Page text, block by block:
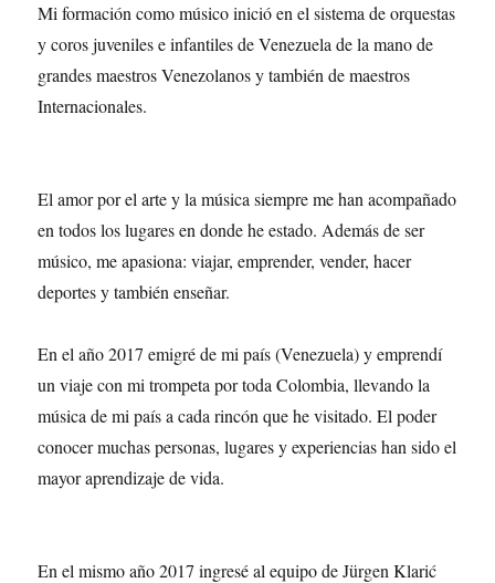
Mi formación como músico inició en el sistema de orquestas
y coros juveniles e infantiles de Venezuela de la mano de
grandes maestros Venezolanos y también de maestros
Internacionales.
El amor por el arte y la música siempre me han acompañado
en todos los lugares en donde he estado. Además de ser
músico, me apasiona: viajar, emprender, vender, hacer
deportes y también enseñar.
En el año 2017 emigré de mi país (Venezuela) y emprendí
un viaje con mi trompeta por toda Colombia, llevando la
música de mi país a cada rincón que he visitado. El poder
conocer muchas personas, lugares y experiencias han sido el
mayor aprendizaje de vida.
En el mismo año 2017 ingresé al equipo de Jürgen Klarić